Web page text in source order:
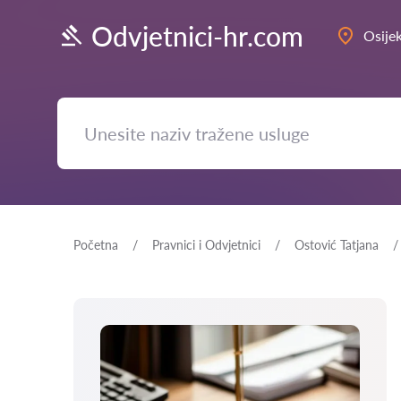
Odvjetnici-hr.com
Početna Pravnici i Odvjetnici Ostović Tatjana